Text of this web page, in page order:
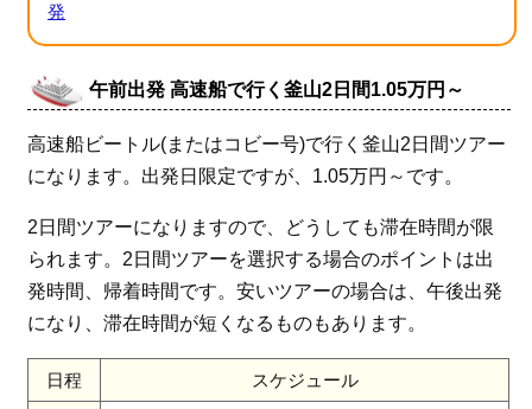
発
午前出発 高速船で行く釜山2日間1.05万円～
高速船ビートル(またはコビー号)で行く釜山2日間ツアー
になります。出発日限定ですが、1.05万円～です。
2日間ツアーになりますので、どうしても滞在時間が限
られます。2日間ツアーを選択する場合のポイントは出
発時間、帰着時間です。安いツアーの場合は、午後出発
になり、滞在時間が短くなるものもあります。
日程 スケジュール